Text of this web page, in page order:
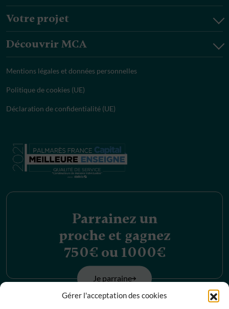
Gérer l'acceptation des cookies
Votre projet
Découvrir MCA
Mentions légales et données personnelles
Politique de cookies (UE)
Déclaration de confidentialité (UE)
Parrainez un
proche et gagnez
750€ ou 1000€
Je parraine